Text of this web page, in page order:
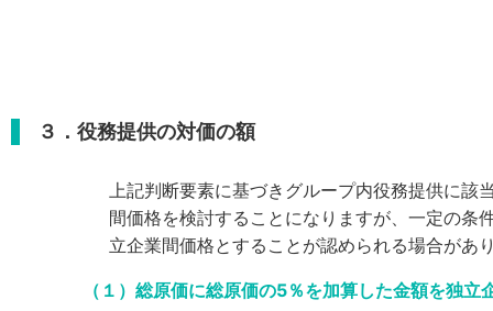
３．役務提供の対価の額
上記判断要素に基づきグループ内役務提供に該
間価格を検討することになりますが、一定の条
立企業間価格とすることが認められる場合があ
（１）総原価に総原価の5％を加算した金額を独